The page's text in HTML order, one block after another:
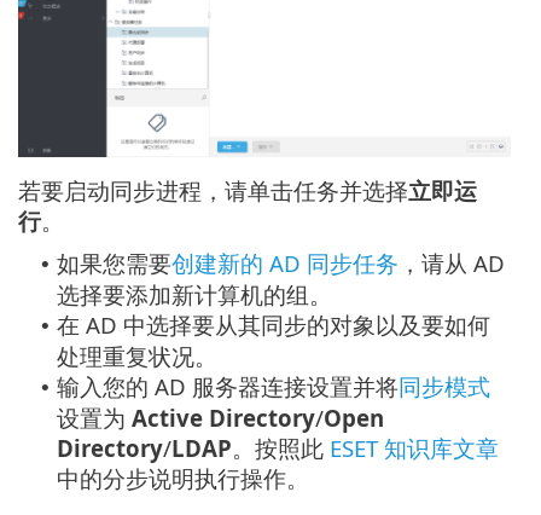
若要启动同步进程，请单击任务并选择立即运
行。
• 如果您需要创建新的 AD 同步任务 ，请从 AD
选择要添加新计算机的组。
• 在 AD 中选择要从其同步的对象以及要如何
处理重复状况。
• 输入您的 AD 服务器连接设置并将同步模式
设置为 Active Directory/Open
Directory/LDAP。按照此 ESET 知识库文章
中的分步说明执行操作。